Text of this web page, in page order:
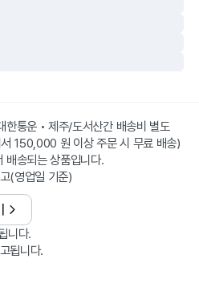
통운 • 제주/도서산간 배송비 별도
150,000 원 이상 주문 시 무료 배송)
배송되는 상품입니다.
(영업일 기준)
니다.
됩니다.